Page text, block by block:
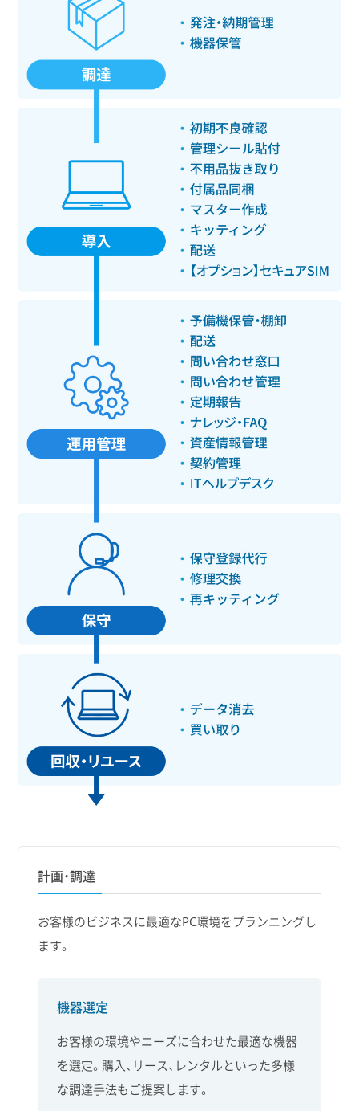
計画・調達
お客様のビジネスに最適なPC環境をプランニングし
ます。
機器選定
お客様の環境やニーズに合わせた最適な機器
を選定。購入、リース、レンタルといった多様
な調達手法もご提案します。